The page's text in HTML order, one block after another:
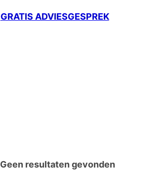
GRATIS ADVIESGESPREK
Geen resultaten gevonden